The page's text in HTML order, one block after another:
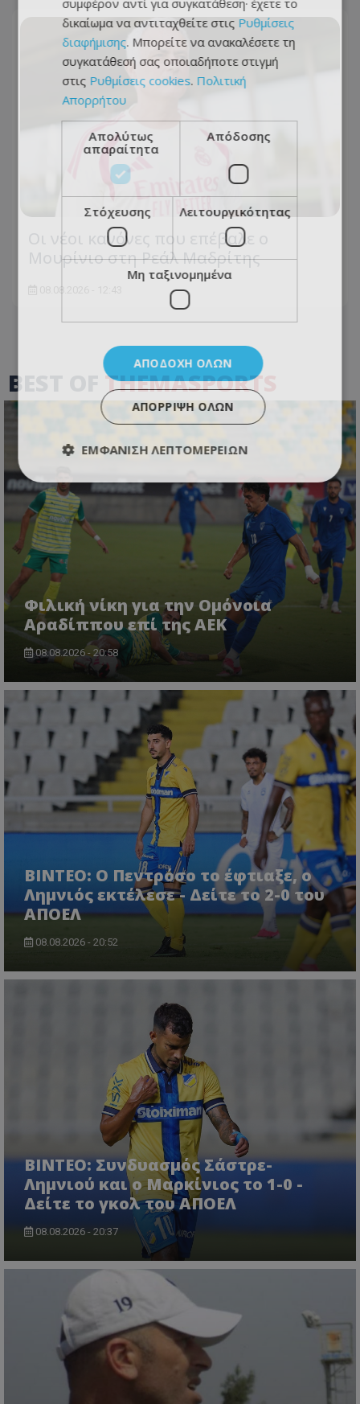
Οι νέοι κανόνες που επέβαλε ο
Μουρίνιο στη Ρεάλ Μαδρίτης
BEST OF THEMASPORTS
Φιλική νίκη για την Ομόνοια
Αραδίππου επί της ΑΕΚ
08.08.2026 - 20:58
ΒΙΝΤΕΟ: Ο Πεντρόσο το έφτιαξε, ο
Λημνιός εκτέλεσε - Δείτε το 2-0 του
ΑΠΟΕΛ
08.08.2026 - 20:52
ΒΙΝΤΕΟ: Συνδυασμός Σάστρε-
Λημνιού και ο Μαρκίνιος το 1-0 -
Δείτε το γκολ του ΑΠΟΕΛ
08.08.2026 - 20:37
συμφέρον αντί για συγκατάθεση· έχετε το
δικαίωμα να αντιταχθείτε στις Ρυθμίσεις
διαφήμισης. Μπορείτε να ανακαλέσετε τη
συγκατάθεσή σας οποιαδήποτε στιγμή
στις Ρυθμίσεις cookies. Πολιτική
Απορρήτου
Απολύτως
απαραίτητα
Απόδοσης
Στόχευσης Λειτουργικότητας
Μη ταξινομημένα
ΑΠΟΔΟΧΉ ΌΛΩΝ
ΑΠΌΡΡΙΨΗ ΌΛΩΝ
ΕΜΦΆΝΙΣΗ ΛΕΠΤΟΜΕΡΕΙΏΝ